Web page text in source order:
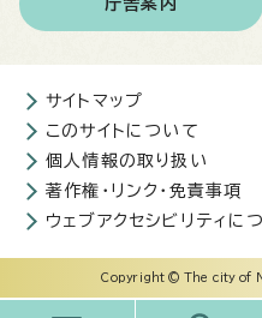
庁舎案内
サイトマップ
このサイトについて
個人情報の取り扱い
著作権・リンク・免責事項
ウェブアクセシビリティに
Copyright © The city of